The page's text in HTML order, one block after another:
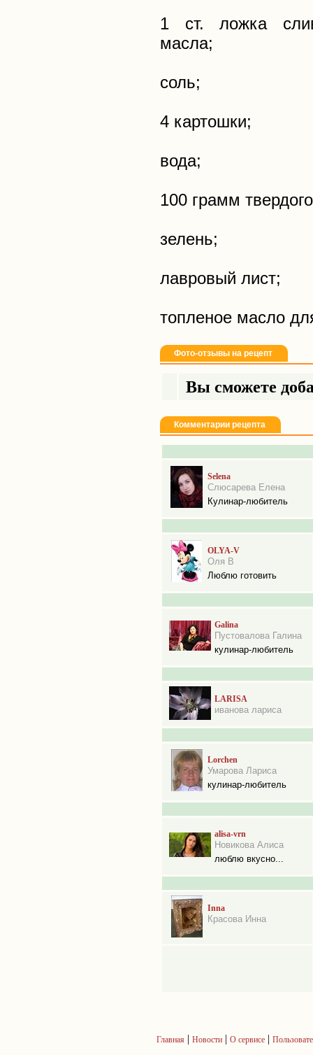
1 ст. ложка
масла;
соль;
4 картошки;
вода;
100 грамм
зелень;
лавровый лист;
топленое масло
Фото-отзывы на рецепт
Вы сможете
Комментарии рецепта
Selena
Слюсарева Елена
Кулинар-любитель
OLYA-V
Оля В
Люблю готовить
Galina
Пустовалова Галина
кулинар-любитель
LARISA
иванова лариса
Lorchen
Умарова Лариса
кулинар-любитель
alisa-vrn
Новикова Алиса
люблю вкусно...
Inna
Красова Инна
Главная | Новости| О сервисе|